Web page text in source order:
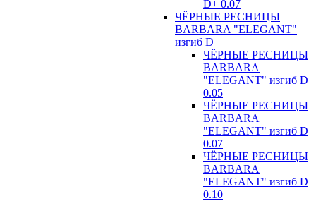
D+ 0.07
ЧЁРНЫЕ РЕСНИЦЫ
BARBARA "ELEGANT"
изгиб D
ЧЁРНЫЕ РЕСНИЦЫ
BARBARA
"ELEGANT" изгиб D
0.05
ЧЁРНЫЕ РЕСНИЦЫ
BARBARA
"ELEGANT" изгиб D
0.07
ЧЁРНЫЕ РЕСНИЦЫ
BARBARA
"ELEGANT" изгиб D
0.10